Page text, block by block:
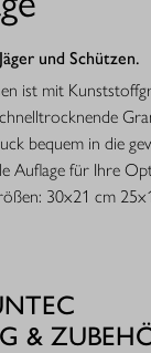
und Schützen.
ist mit
bequem in die
Auflage für Ihre
30x21 cm
&